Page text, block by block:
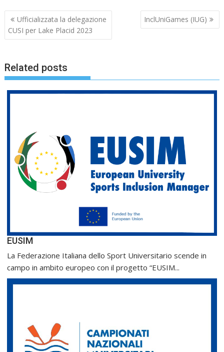
Navigazione
articoli
Ufficializzata la delegazione
CUSI per Lake Placid 2023
InclUniGames (IUG)
Related posts
EUSIM
La Federazione Italiana dello Sport Universitario scende in
campo in ambito europeo con il progetto “EUSIM...